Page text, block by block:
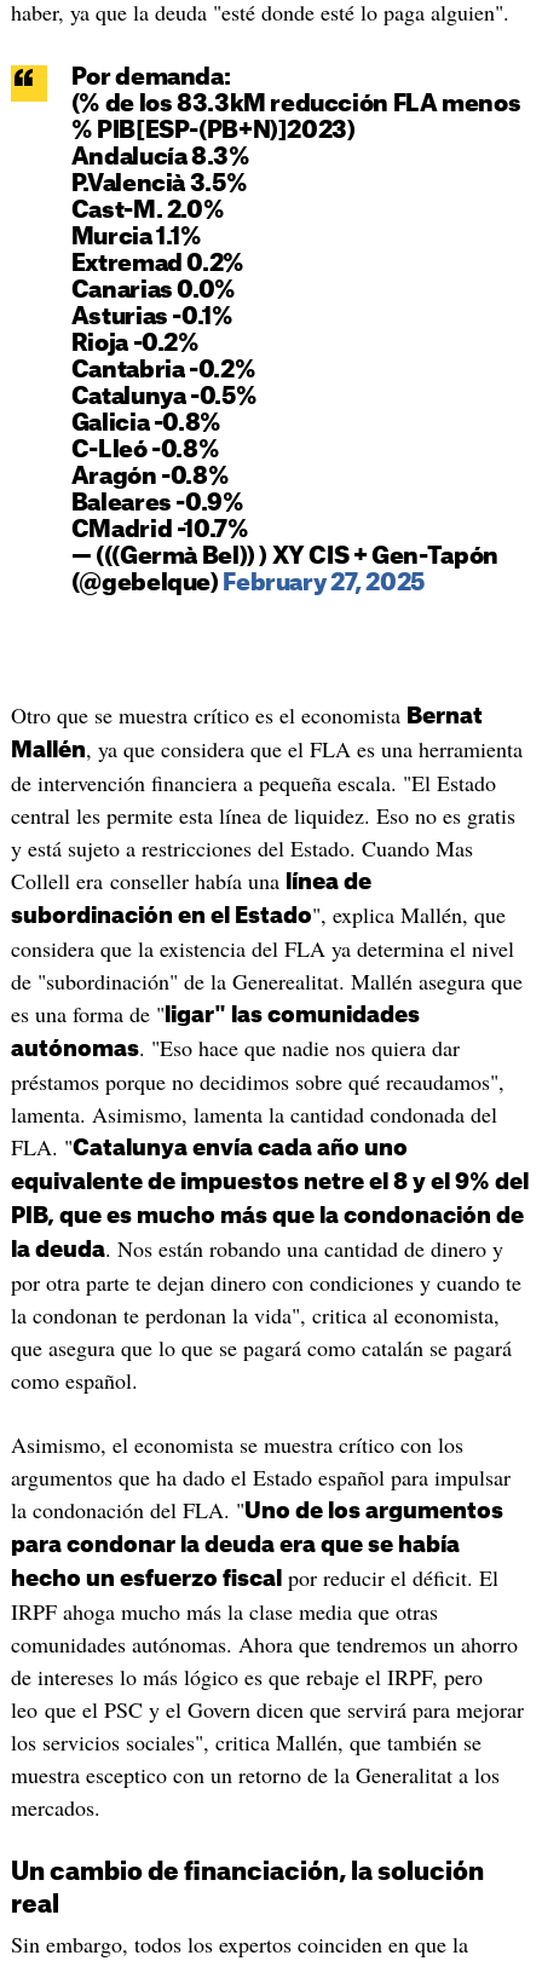
haber, ya que la deuda "esté donde esté lo paga alguien".
Por demanda:
(% de los 83.3kM reducción FLA menos
% PIB[ESP-(PB+N)]2023)
Andalucía 8.3%
P.Valencià 3.5%
Cast-M. 2.0%
Murcia 1.1%
Extremad 0.2%
Canarias 0.0%
Asturias -0.1%
Rioja -0.2%
Cantabria -0.2%
Catalunya -0.5%
Galicia -0.8%
C-Lleó -0.8%
Aragón -0.8%
Baleares -0.9%
CMadrid -10.7%
— (((Germà Bel)) ) XY CIS + Gen-Tapón
(@gebelque) February 27, 2025
Otro que se muestra crítico es el economista Bernat
Mallén, ya que considera que el FLA es una herramienta
de intervención financiera a pequeña escala. "El Estado
central les permite esta línea de liquidez. Eso no es gratis
y está sujeto a restricciones del Estado. Cuando Mas
Collell era conseller había una
línea de
subordinación en el Estado", explica Mallén, que
considera que la existencia del FLA ya determina el nivel
de "subordinación" de la Generealitat. Mallén asegura que
es una forma de " ligar" las comunidades
autónomas. "Eso hace que nadie nos quiera dar
préstamos porque no decidimos sobre qué recaudamos",
lamenta. Asimismo, lamenta la cantidad condonada del
FLA. "Catalunya envía cada año uno
equivalente de impuestos netre el 8 y el 9% del
PIB, que es mucho más que la condonación de
la deuda. Nos están robando una cantidad de dinero y
por otra parte te dejan dinero con condiciones y cuando te
la condonan te perdonan la vida", critica al economista,
que asegura que lo que se pagará como catalán se pagará
como español.
Asimismo, el economista se muestra crítico con los
argumentos que ha dado el Estado español para impulsar
la condonación del FLA. "Uno de los argumentos
para condonar la deuda era que se había
hecho un esfuerzo fiscal por reducir el déficit. El
IRPF ahoga mucho más la clase media que otras
comunidades autónomas. Ahora que tendremos un ahorro
de intereses lo más lógico es que rebaje el IRPF, pero
leo que el PSC y el Govern dicen que servirá para mejorar
los servicios sociales", critica Mallén, que también se
muestra esceptico con un retorno de la Generalitat a los
mercados.
Un cambio de financiación, la solución
real
Sin embargo, todos los expertos coinciden en que la